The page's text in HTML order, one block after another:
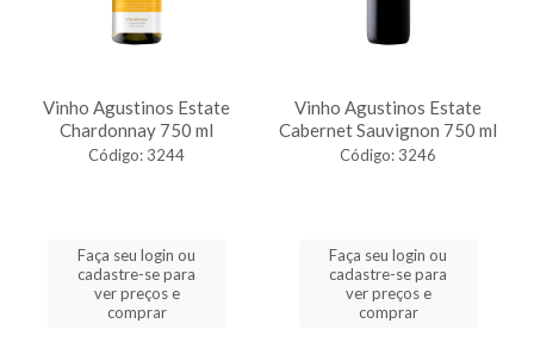
Vinho Agustinos Estate
Chardonnay 750 ml
Código: 3244
Faça seu login ou
cadastre-se para
ver preços e
comprar
Vinho Agustinos Estate
Cabernet Sauvignon 750 ml
Código: 3246
Faça seu login ou
cadastre-se para
ver preços e
comprar